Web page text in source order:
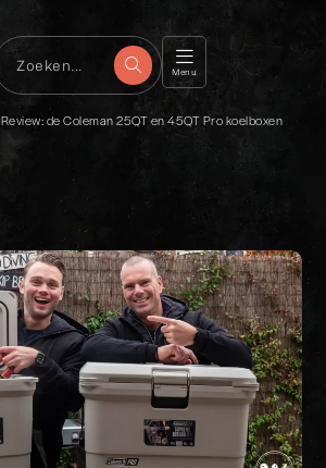
Menu
Review: de Coleman 25QT en 45QT Pro koelboxen